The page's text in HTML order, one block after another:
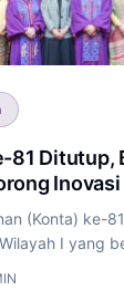
81 Ditutup,
Muda
(Konta) ke-
I yang